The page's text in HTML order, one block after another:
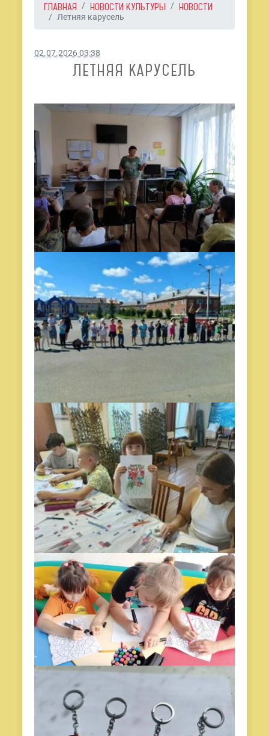
ГЛАВНАЯ НОВОСТИ КУЛЬТУРЫ НОВОСТИ
Летняя карусель
02.07.2026 03:38
ЛЕТНЯЯ КАРУСЕЛЬ